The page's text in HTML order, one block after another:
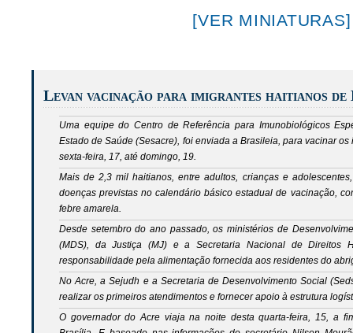
[VER MINIATURAS]
Levan vacinação para imigrantes haitianos
Uma equipe do Centro de Referência para Imunobiológicos
Estado de Saúde (Sesacre), foi enviada a Brasileia, para vacinar
sexta-feira, 17, até domingo, 19.
Mais de 2,3 mil haitianos, entre adultos, crianças e
doenças previstas no calendário básico estadual de vacinação,
febre amarela.
Desde setembro do ano passado, os ministérios de
(MDS), da Justiça (MJ) e a Secretaria Nacional de Direitos
responsabilidade pela alimentação fornecida aos residentes do
No Acre, a Sejudh e a Secretaria de Desenvolvimento Social
realizar os primeiros atendimentos e fornecer apoio à estrutura
O governador do Acre viaja na noite desta quarta-feira, 15, a